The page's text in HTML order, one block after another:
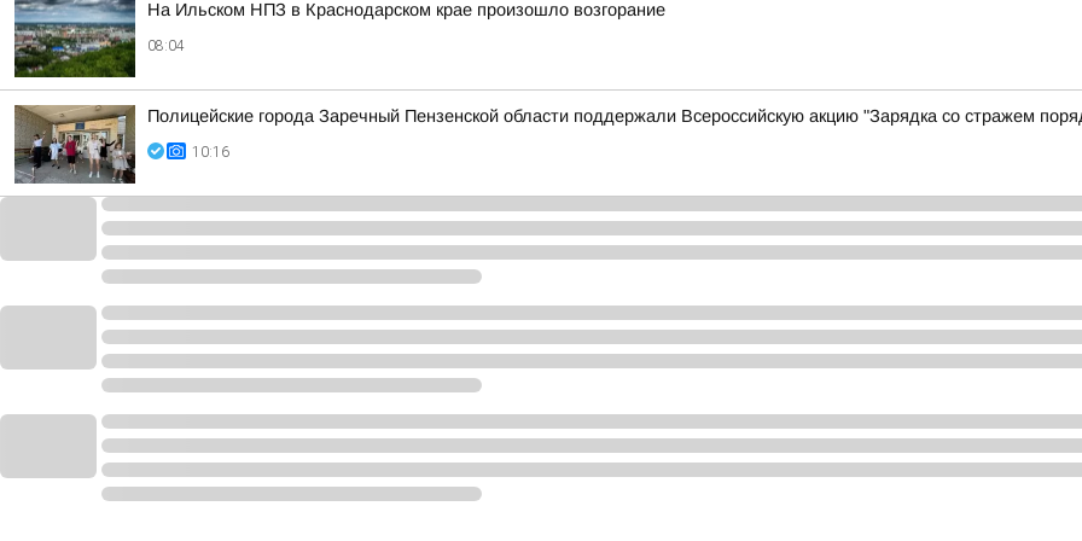
На Ильском НПЗ в Краснодарском крае произошло возгорание
08:04
Полицейские города Заречный Пензенской области поддержали Всероссийскую акцию "Зарядка со стражем
10:16